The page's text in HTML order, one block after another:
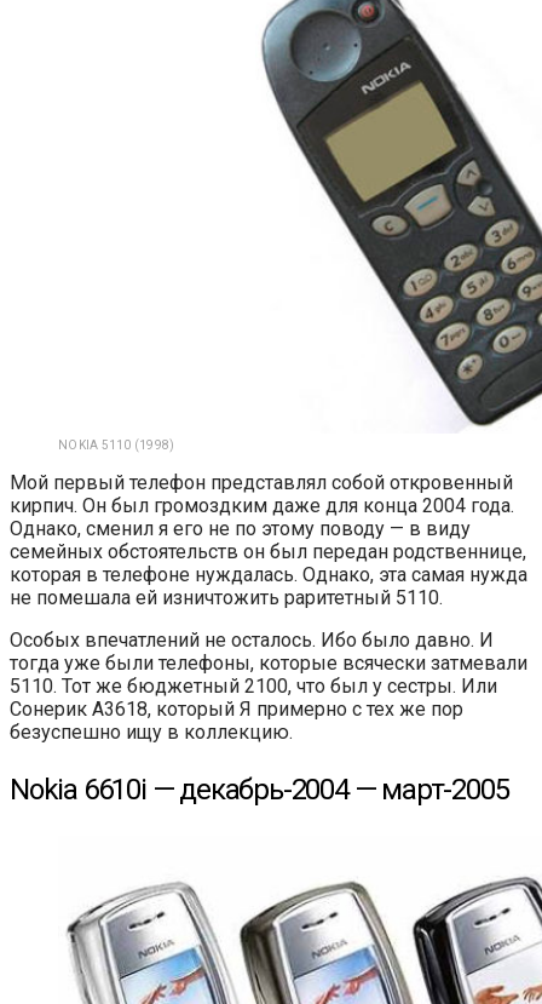
NOKIA 5110 (1998)
Мой первый телефон представлял собой откровенный
кирпич. Он был громоздким даже для конца 2004 года.
Однако, сменил я его не по этому поводу — в виду
семейных обстоятельств он был передан родственнице,
которая в телефоне нуждалась. Однако, эта самая нужда
не помешала ей изничтожить раритетный 5110.
Особых впечатлений не осталось. Ибо было давно. И
тогда уже были телефоны, которые всячески затмевали
5110. Тот же бюджетный 2100, что был у сестры. Или
Сонерик А3618, который Я примерно с тех же пор
безуспешно ищу в коллекцию.
Nokia 6610i — декабрь-2004 — март-2005